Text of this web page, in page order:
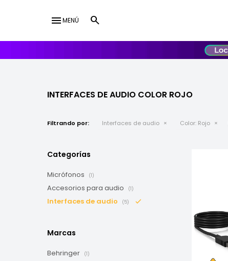
menuMENÚ
INTERFACES DE AUDIO COLOR ROJO
Filtrando por: Interfaces de audio Color: Rojo
Categorías
Micrófonos (1)
Accesorios para audio (1)
Interfaces de audio (5)
Marcas
Behringer (1)